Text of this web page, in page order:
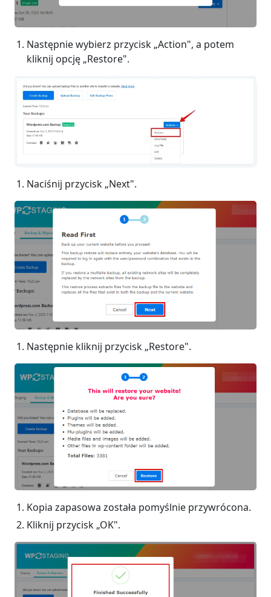
Następnie wybierz przycisk „Action", a potem
kliknij opcję „Restore".
Naciśnij przycisk „Next".
Następnie kliknij przycisk „Restore".
Kopia zapasowa została pomyślnie przywrócona.
Kliknij przycisk „OK".